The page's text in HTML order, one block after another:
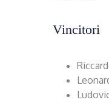
Vincitori